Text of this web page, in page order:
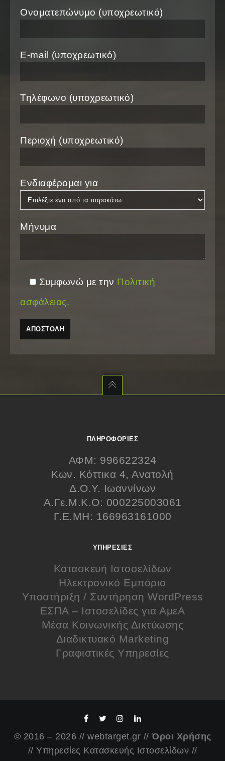
Ονοματεπώνυμο (υποχρεωτικό)
E-mail (υποχρεωτικό)
Τηλέφωνο (υποχρεωτικό)
Περιοχή (υποχρεωτικό)
Ενδιαφέρομαι για
Μήνυμα
Συμφωνώ με την Πολιτική
ασφάλειας.
ΠΛΗΡΟΦΟΡΊΕΣ
ΑΦΜ: 996622324
Κων. Κόττικα 4, Ανατολή
Δ.Ο.Υ. Ιωαννίνων
Α.Γε.Μ.Κ.Ο: 000225003061
Γ.Ε.ΜΗ: 166963161000
ΥΠΗΡΕΣΊΕΣ
Κατασκευή Ιστοσελίδων
Ηλεκτρονικό Εμπόριο
Υποστήριξη / Συντήρηση WordPress
ΕΣΠΑ – Ιστοσελίδες για ΑμεΑ
Μέσα Κοινωνικής Δικτύωσης
Διαδικτυακό Marketing
Γραφιστικές Υπηρεσίες
© 2016 – 2026 // webtarget.gr // Όροι Χρήσης
// Υπηρεσίες Κατασκευής Ιστοσελίδων //